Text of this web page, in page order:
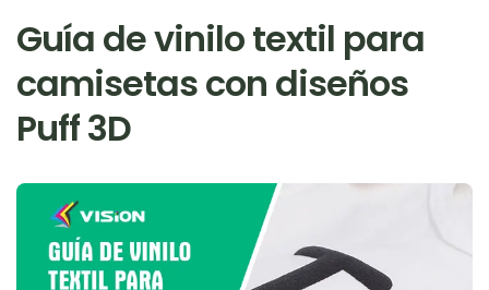
Guía de vinilo textil para
camisetas con diseños
Puff 3D